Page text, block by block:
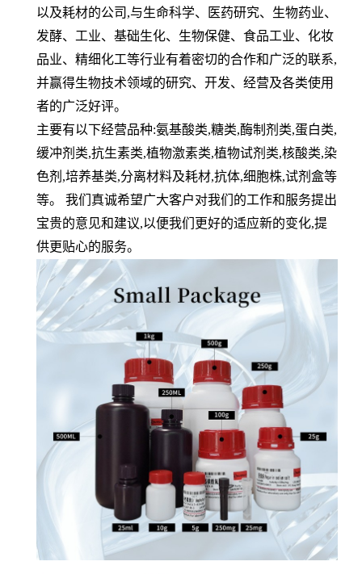
以及耗材的公司 ,与生命科学、医药研究、生物药业、
发酵、工业、基础生化、生物保健、食品工业、化妆
品业、精细化工等行业有着密切的合作和广泛的联系,
并赢得生物技术领域的研究、开发、经营及各类使用
者的广泛好评。
主要有以下经营品种:氨基酸类,糖类,酶制剂类,蛋白类,
缓冲剂类,抗生素类,植物激素类,植物试剂类,核酸类,染
色剂 ,培养基类,分离材料及耗材,抗体,细胞株,试剂盒等
等。 我们真诚希望广大客户对我们的工作和服务提出
宝贵的意见和建议,以便我们更好的适应新的变化,提
供更贴心的服务。